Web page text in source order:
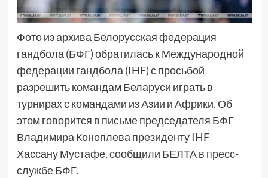
Фото из архива Белорусская федерация
гандбола (БФГ) обратилась к Международной
федерации гандбола (IHF) с просьбой
разрешить командам Беларуси играть в
турнирах с командами из Азии и Африки. Об
этом говорится в письме председателя БФГ
Владимира Коноплева президенту IHF
Хассану Мустафе, сообщили БЕЛТА в пресс-
службе БФГ.